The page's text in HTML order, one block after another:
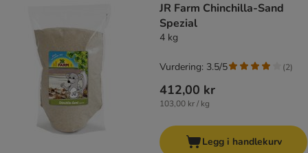
JR Farm Chinchilla-Sand
Spezial
4 kg
412,00 kr
103,00 kr / kg
Vurdering: 3.5/5 (2)
Legg i handlekurv